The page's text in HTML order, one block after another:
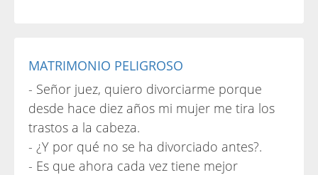
MATRIMONIO PELIGROSO
- Señor juez, quiero divorciarme porque
desde hace diez años mi mujer me tira los
trastos a la cabeza.
- ¿Y por qué no se ha divorciado antes?.
- Es que ahora cada vez tiene mejor